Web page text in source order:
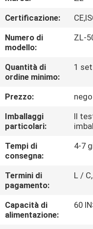
GIRO
DELLA
FABBRICA
CONTROLLO
DI
QUALITÀ
CONTATTICI
NOTIZIE
Certificazione:
Numero di
modello:
ZL-
Quantità di
ordine minimo:
1 set
Prezzo:
Imballaggi
particolari:
Il
Tempi di
consegna:
4-7
Termini di
pagamento:
L /
Capacità di
alimentazione:
60